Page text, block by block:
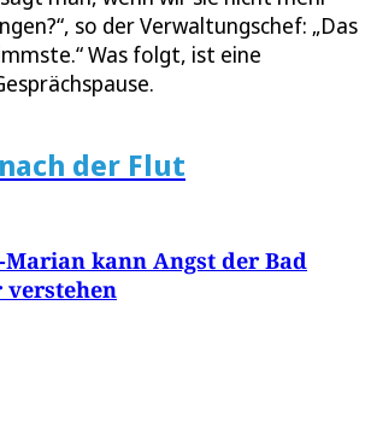
so der Verwaltungschef: „Das
Was folgt, ist eine
der Flut
Marian kann Angst der Bad